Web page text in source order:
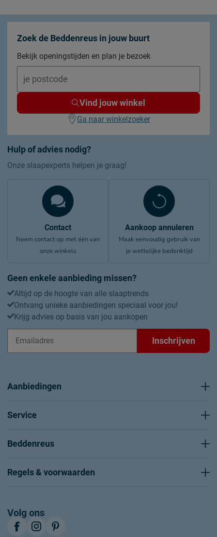
Materiaal
spaanplaat
vertrouwd degelijk
Elektrisch verstelbare
bedbodem mogelijk?
Poten
Goed om te weten
Onderhoud
afnemen met een vochtige
2 jaar garantie volgens CBW
voorwaarden
Hulp of advies nodig?
Onze slaapexperts helpen je graag!
Contact
Neem contact op met één van
onze winkels
Aankoop annuleren
Maak eenvoudig gebruik van
je wettelijke bedenktijd
Geen enkele aanbieding missen?
Altijd op de hoogte van alle slaaptrends
Ontvang unieke aanbiedingen speciaal voor jou!
Krijg advies op basis van jou aankopen
Inschrijven
Zoek de Beddenreus in jouw buurt
Bekijk openingstijden en plan je bezoek
Vind jouw winkel
Ga naar winkelzoeker
Aanbiedingen
Service
Beddenreus
Regels & voorwaarden
Volg ons